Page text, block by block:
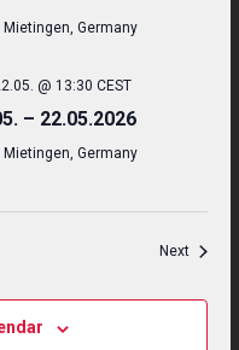
Germany
@ 13:30 CEST
– 22.05.2026
Germany
NextEvents